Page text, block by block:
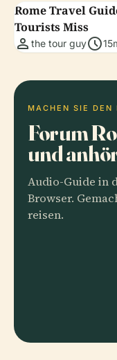
Rome Travel
Tourists Miss
person the tour guyschedule
MACHEN SIE DEN
Forum
und
Audio-Guide in
Browser.
reisen.